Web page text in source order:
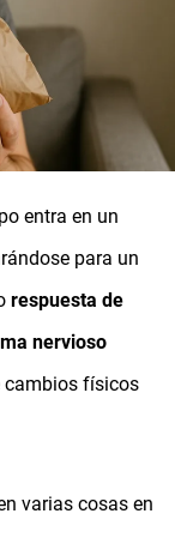
entra en un
para un
respuesta de
nervioso
cambios físicos
varias cosas en